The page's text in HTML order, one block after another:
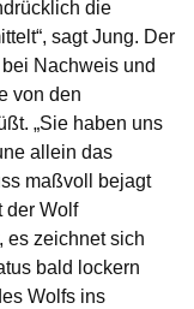
die
sagt Jung. Der
Nachweis und
von den
„Sie haben uns
allein das
maßvoll bejagt
der Wolf
es zeichnet sich
bald lockern
Wolfs ins